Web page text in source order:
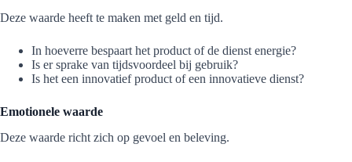
Deze waarde heeft te maken met geld en tijd.
In hoeverre bespaart het product of de dienst energie?
Is er sprake van tijdsvoordeel bij gebruik?
Is het een innovatief product of een innovatieve dienst?
Emotionele waarde
Deze waarde richt zich op gevoel en beleving.